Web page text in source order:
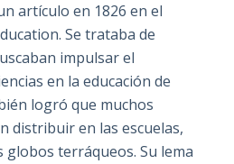
artículo en 1826 en el
Se trataba de
impulsar el
en la educación de
logró que muchos
distribuir en las escuelas,
terráqueos. Su lema